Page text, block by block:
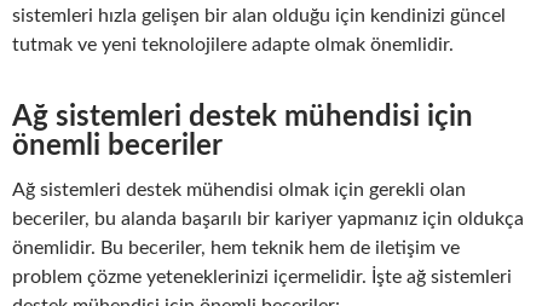
sistemleri hızla gelişen bir alan olduğu için kendinizi güncel
tutmak ve yeni teknolojilere adapte olmak önemlidir.
Ağ sistemleri destek mühendisi için
önemli beceriler
Ağ sistemleri destek mühendisi olmak için gerekli olan
beceriler, bu alanda başarılı bir kariyer yapmanız için oldukça
önemlidir. Bu beceriler, hem teknik hem de iletişim ve
problem çözme yeteneklerinizi içermelidir. İşte ağ sistemleri